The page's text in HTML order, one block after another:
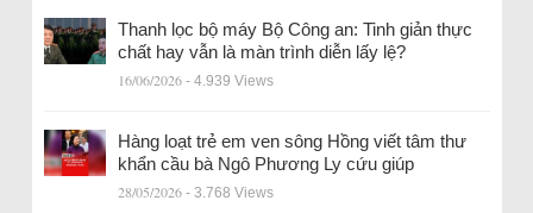
Thanh lọc bộ máy Bộ Công an: Tinh giản thực
chất hay vẫn là màn trình diễn lấy lệ?
16/06/2026 - 4.939 Views
Hàng loạt trẻ em ven sông Hồng viết tâm thư
khẩn cầu bà Ngô Phương Ly cứu giúp
28/05/2026 - 3.768 Views